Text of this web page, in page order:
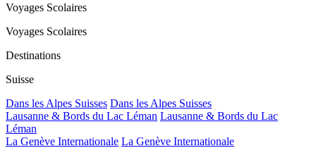
Voyages Scolaires
Voyages Scolaires
Destinations
Suisse
Dans les Alpes Suisses Dans les Alpes Suisses
Lausanne & Bords du Lac Léman Lausanne & Bords du Lac
Léman
La Genève Internationale La Genève Internationale